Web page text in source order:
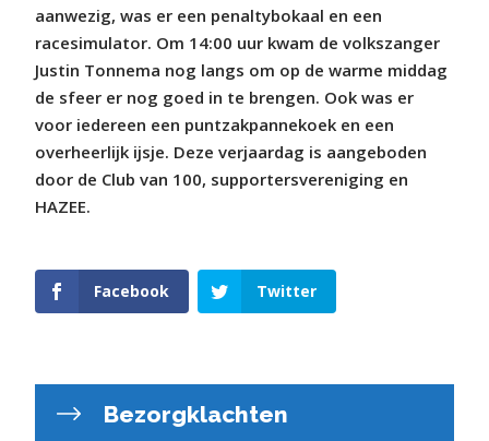
aanwezig, was er een penaltybokaal en een
racesimulator. Om 14:00 uur kwam de volkszanger
Justin Tonnema nog langs om op de warme middag
de sfeer er nog goed in te brengen. Ook was er
voor iedereen een puntzakpannekoek en een
overheerlijk ijsje. Deze verjaardag is aangeboden
door de Club van 100, supportersvereniging en
HAZEE.
Facebook Twitter
Bezorgklachten